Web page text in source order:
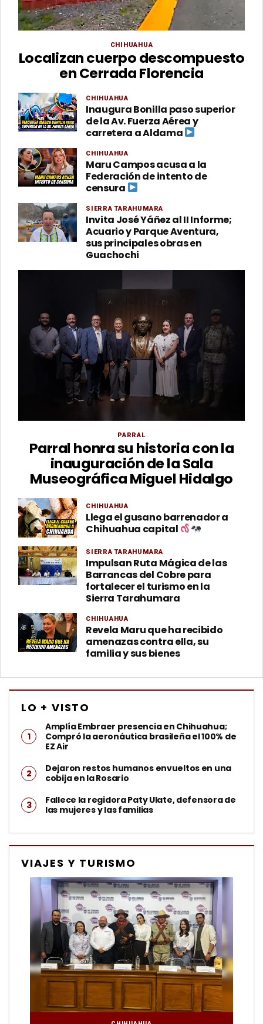
CHIHUAHUA
Localizan cuerpo descompuesto
en Cerrada Florencia
CHIHUAHUA
Inaugura Bonilla paso superior
de la Av. Fuerza Aérea y
carretera a Aldama
CHIHUAHUA
Maru Campos acusa a la
Federación de intento de
censura
SIERRA TARAHUMARA
Invita José Yáñez al II Informe;
Acuario y Parque Aventura,
sus principales obras en
Guachochi
PARRAL
Parral honra su historia con la
inauguración de la Sala
Museográfica Miguel Hidalgo
CHIHUAHUA
Llega el gusano barrenador a
Chihuahua capital
SIERRA TARAHUMARA
Impulsan Ruta Mágica de las
Barrancas del Cobre para
fortalecer el turismo en la
Sierra Tarahumara
CHIHUAHUA
Revela Maru que ha recibido
amenazas contra ella, su
familia y sus bienes
LO + VISTO
Amplía Embraer presencia en Chihuahua;
Compró la aeronáutica brasileña el 100% de
EZ Air
Dejaron restos humanos envueltos en una
cobija en la Rosario
Fallece la regidora Paty Ulate, defensora de
las mujeres y las familias
VIAJES Y TURISMO